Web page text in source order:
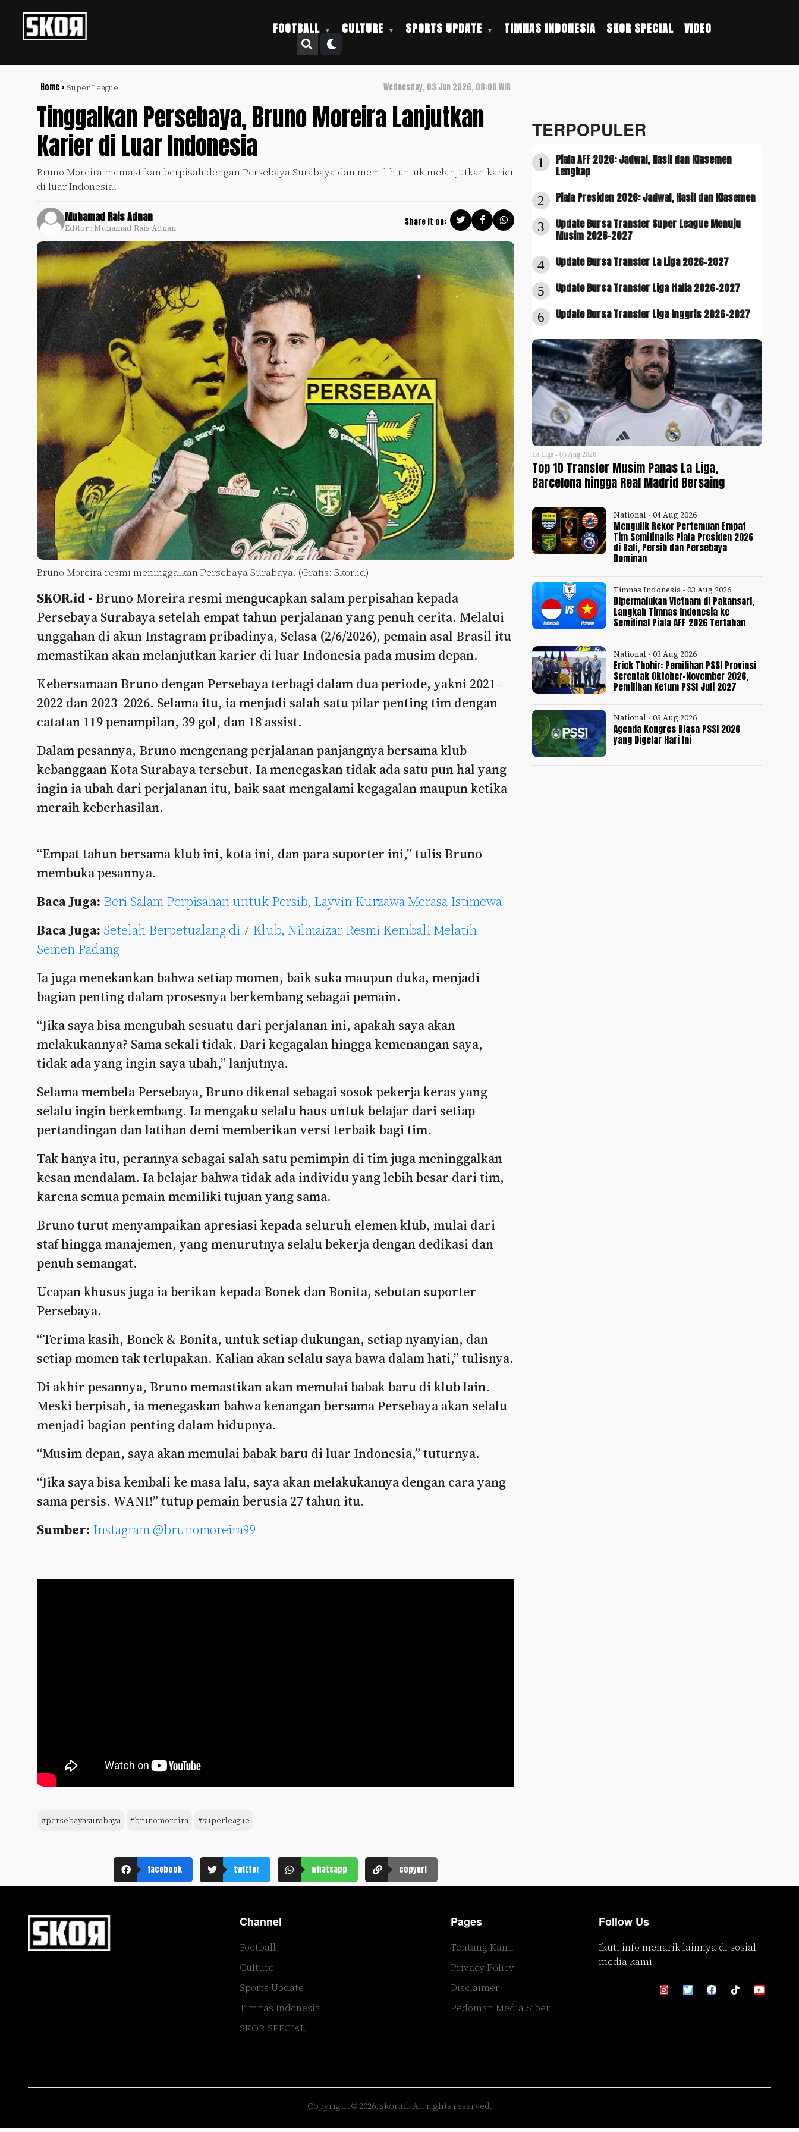
FOOTBALL CULTURE SPORTS UPDATE TIMNAS INDONESIA SKOR SPECIAL VIDEO
Home > Super League Wednesday, 03 Jun 2026, 08:00 WIB
Tinggalkan Persebaya, Bruno Moreira Lanjutkan
Karier di Luar Indonesia
Bruno Moreira memastikan berpisah dengan Persebaya Surabaya dan memilih untuk melanjutkan karier
di luar Indonesia.
Muhamad Rais Adnan
Editor : Muhamad Rais Adnan
Share it on:
Bruno Moreira resmi meninggalkan Persebaya Surabaya. (Grafis: Skor.id)
SKOR.id - Bruno Moreira resmi mengucapkan salam perpisahan kepada
Persebaya Surabaya setelah empat tahun perjalanan yang penuh cerita. Melalui
unggahan di akun Instagram pribadinya, Selasa (2/6/2026), pemain asal Brasil itu
memastikan akan melanjutkan karier di luar Indonesia pada musim depan.
Kebersamaan Bruno dengan Persebaya terbagi dalam dua periode, yakni 2021–
2022 dan 2023–2026. Selama itu, ia menjadi salah satu pilar penting tim dengan
catatan 119 penampilan, 39 gol, dan 18 assist.
Dalam pesannya, Bruno mengenang perjalanan panjangnya bersama klub
kebanggaan Kota Surabaya tersebut. Ia menegaskan tidak ada satu pun hal yang
ingin ia ubah dari perjalanan itu, baik saat mengalami kegagalan maupun ketika
meraih keberhasilan.
“Empat tahun bersama klub ini, kota ini, dan para suporter ini,” tulis Bruno
membuka pesannya.
Baca Juga: Beri Salam Perpisahan untuk Persib, Layvin Kurzawa Merasa Istimewa
Baca Juga: Setelah Berpetualang di 7 Klub, Nilmaizar Resmi Kembali Melatih
Semen Padang
Ia juga menekankan bahwa setiap momen, baik suka maupun duka, menjadi
bagian penting dalam prosesnya berkembang sebagai pemain.
“Jika saya bisa mengubah sesuatu dari perjalanan ini, apakah saya akan
melakukannya? Sama sekali tidak. Dari kegagalan hingga kemenangan saya,
tidak ada yang ingin saya ubah,” lanjutnya.
Selama membela Persebaya, Bruno dikenal sebagai sosok pekerja keras yang
selalu ingin berkembang. Ia mengaku selalu haus untuk belajar dari setiap
pertandingan dan latihan demi memberikan versi terbaik bagi tim.
Tak hanya itu, perannya sebagai salah satu pemimpin di tim juga meninggalkan
kesan mendalam. Ia belajar bahwa tidak ada individu yang lebih besar dari tim,
karena semua pemain memiliki tujuan yang sama.
Bruno turut menyampaikan apresiasi kepada seluruh elemen klub, mulai dari
staf hingga manajemen, yang menurutnya selalu bekerja dengan dedikasi dan
penuh semangat.
Ucapan khusus juga ia berikan kepada Bonek dan Bonita, sebutan suporter
Persebaya.
“Terima kasih, Bonek & Bonita, untuk setiap dukungan, setiap nyanyian, dan
setiap momen tak terlupakan. Kalian akan selalu saya bawa dalam hati,” tulisnya.
Di akhir pesannya, Bruno memastikan akan memulai babak baru di klub lain.
Meski berpisah, ia menegaskan bahwa kenangan bersama Persebaya akan selalu
menjadi bagian penting dalam hidupnya.
“Musim depan, saya akan memulai babak baru di luar Indonesia,” tuturnya.
“Jika saya bisa kembali ke masa lalu, saya akan melakukannya dengan cara yang
sama persis. WANI!” tutup pemain berusia 27 tahun itu.
Sumber: Instagram @brunomoreira99
#persebayasurabaya #brunomoreira #superleague
facebook twitter whatsapp copyurl
TERPOPULER
1
Piala AFF 2026: Jadwal, Hasil dan Klasemen
Lengkap
2 Piala Presiden 2026: Jadwal, Hasil dan Klasemen
3
Update Bursa Transfer Super League Menuju
Musim 2026-2027
4 Update Bursa Transfer La Liga 2026-2027
5 Update Bursa Transfer Liga Italia 2026-2027
6 Update Bursa Transfer Liga Inggris 2026-2027
La Liga - 05 Aug 2026
Top 10 Transfer Musim Panas La Liga,
Barcelona hingga Real Madrid Bersaing
National - 04 Aug 2026
Mengulik Rekor Pertemuan Empat
Tim Semifinalis Piala Presiden 2026
di Bali, Persib dan Persebaya
Dominan
Timnas Indonesia - 03 Aug 2026
Dipermalukan Vietnam di Pakansari,
Langkah Timnas Indonesia ke
Semifinal Piala AFF 2026 Tertahan
National - 03 Aug 2026
Erick Thohir: Pemilihan PSSI Provinsi
Serentak Oktober-November 2026,
Pemilihan Ketum PSSI Juli 2027
National - 03 Aug 2026
Agenda Kongres Biasa PSSI 2026
yang Digelar Hari Ini
Football +
Culture +
Sports
Update
+
Timnas
SKOR
Video
Policy
Pedoman
Pemberitaan
Media
Disclaimer
Kami
Channel
Football
Culture
Sports Update
Timnas Indonesia
SKOR SPECIAL
Pages
Tentang Kami
Privacy Policy
Disclaimer
Pedoman Media Siber
Follow Us
Ikuti info menarik lainnya di sosial
media kami
Copyright © 2026, skor.id. All rights reserved.